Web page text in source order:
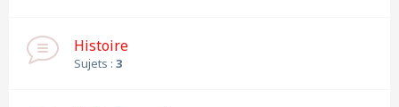
Histoire
Sujets : 3